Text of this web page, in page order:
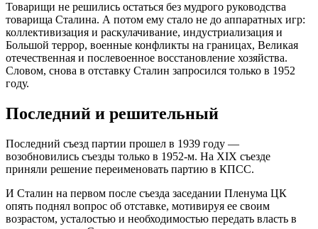
Товарищи не решились остаться без мудрого руководства
товарища Сталина. А потом ему стало не до аппаратных игр:
коллективизация и раскулачивание, индустриализация и
Большой террор, военные конфликты на границах, Великая
отечественная и послевоенное восстановление хозяйства.
Словом, снова в отставку Сталин запросился только в 1952
году.
Последний и решительный
Последний съезд партии прошел в 1939 году —
возобновились съезды только в 1952-м. На XIX съезде
приняли решение переименовать партию в КПСС.
И Сталин на первом после съезда заседании Пленума ЦК
опять поднял вопрос об отставке, мотивируя ее своим
возрастом, усталостью и необходимостью передать власть в